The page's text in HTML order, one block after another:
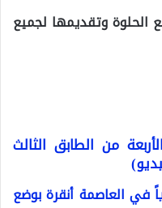
الحلوة وتقديمها لجميع
من الطابق الثالث
سورياً في العاصمة أنقرة بوضع